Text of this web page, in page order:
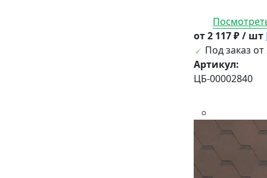
от 2 117 ₽ / шт
Под заказ от
Артикул:
ЦБ-00002840